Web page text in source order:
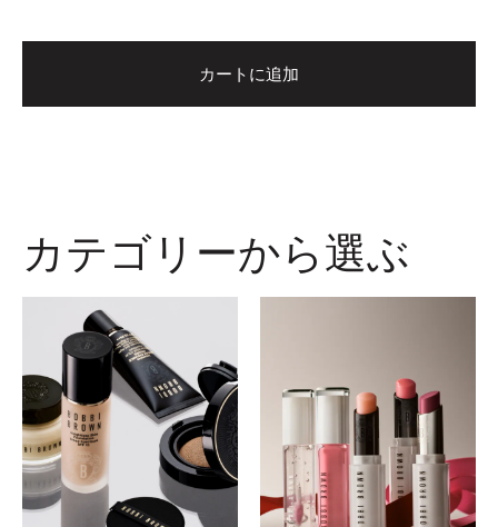
カートに追加
カテゴリーから選ぶ